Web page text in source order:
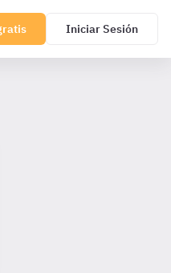
Iniciar Sesión
del Estado y Unión Europea